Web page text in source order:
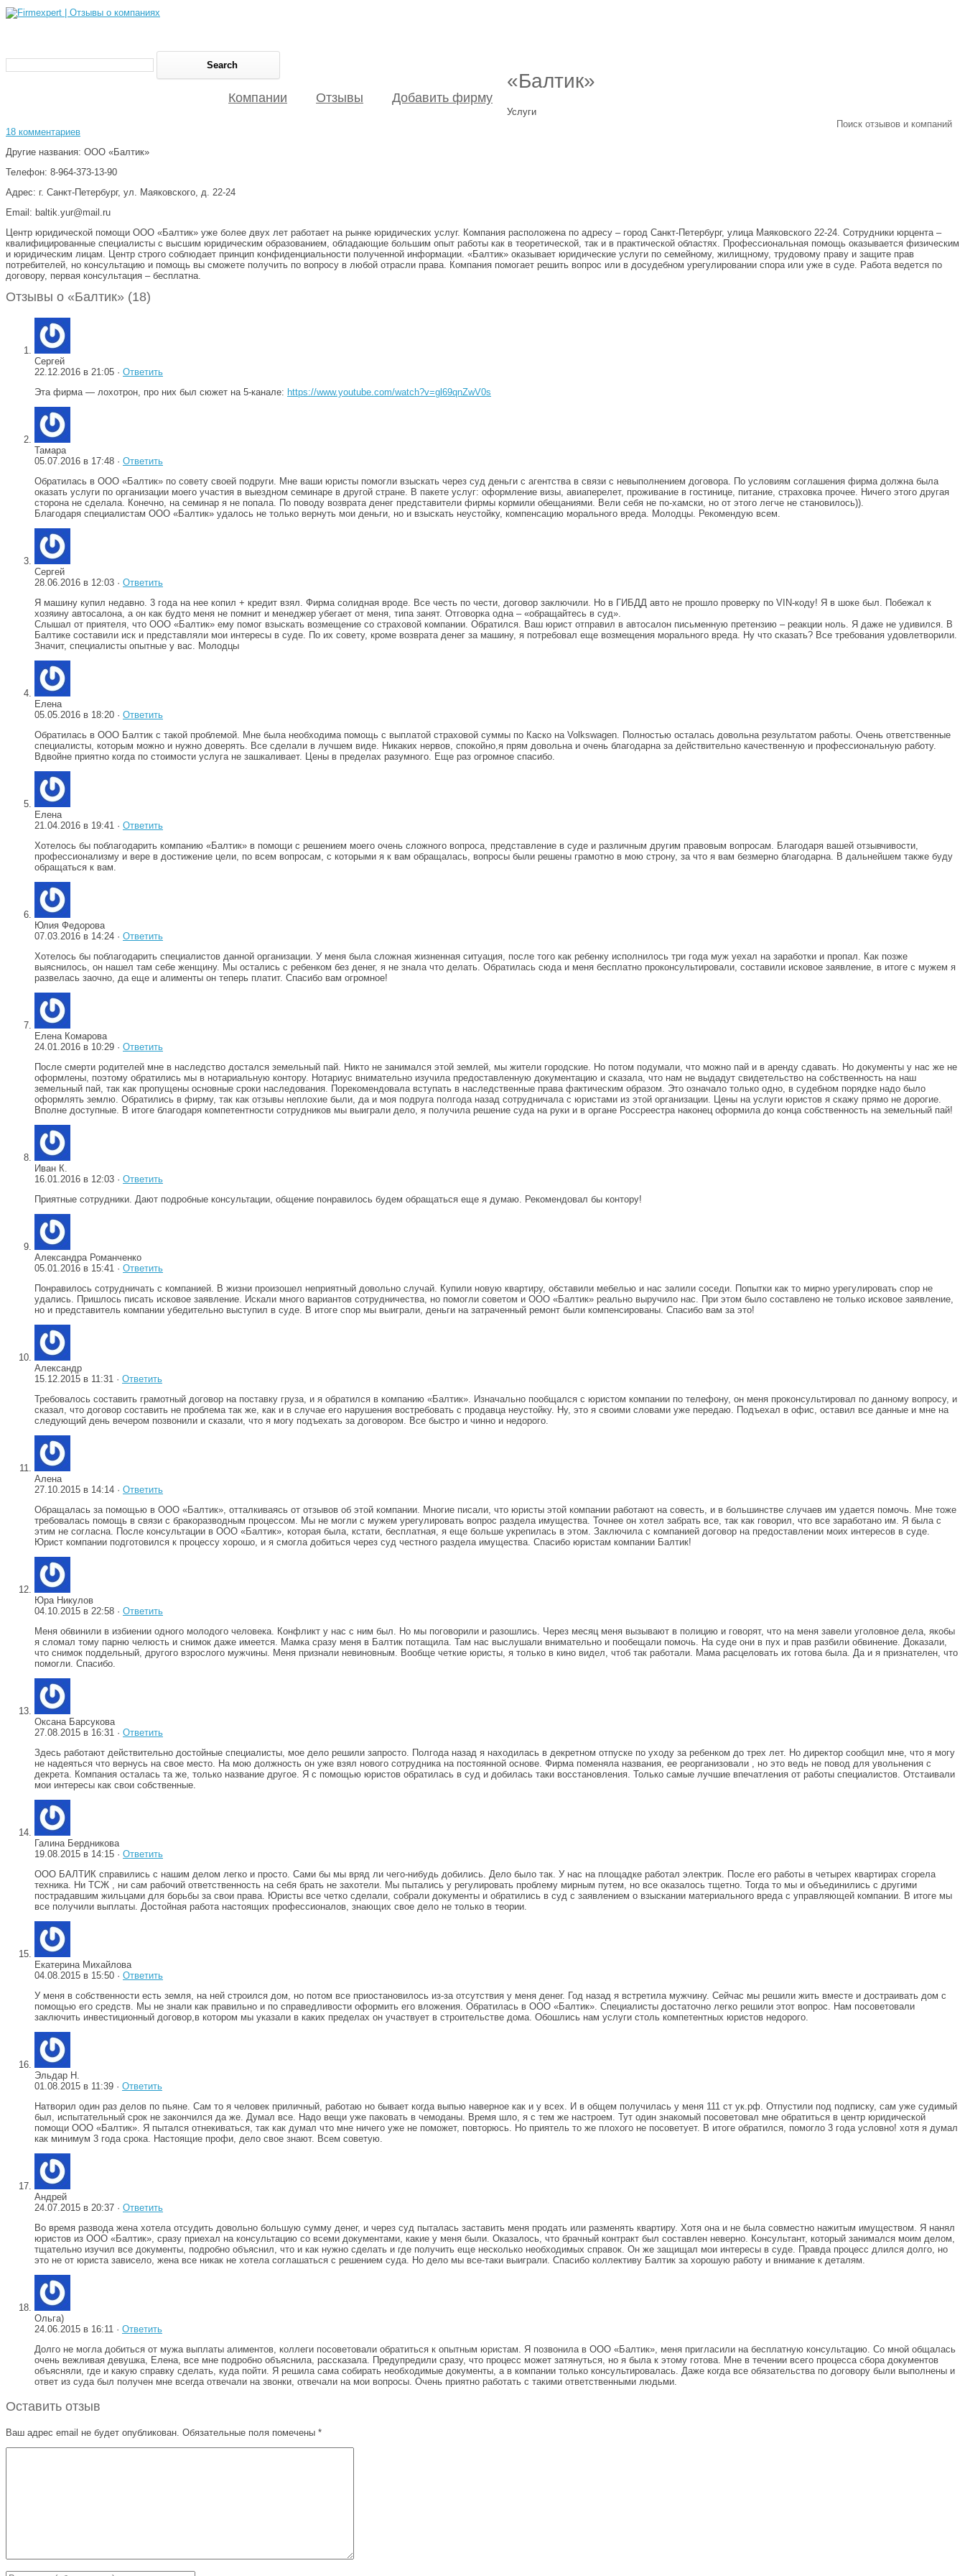
Поиск отзывов и компаний
Компании Отзывы Добавить фирму
«Балтик»
Услуги
18 комментариев
Другие названия: ООО «Балтик»
Телефон: 8-964-373-13-90
Адрес: г. Санкт-Петербург, ул. Маяковского, д. 22-24
Email: baltik.yur@mail.ru
Центр юридической помощи ООО «Балтик» уже более двух лет работает на рынке юридических услуг. Компания расположена по адресу – город Санкт-Петербург, улица Маяковского 22-24. Сотрудники юрцента –
квалифицированные специалисты с высшим юридическим образованием, обладающие большим опыт работы как в теоретической, так и в практической областях. Профессиональная помощь оказывается физическим
и юридическим лицам. Центр строго соблюдает принцип конфиденциальности полученной информации. «Балтик» оказывает юридические услуги по семейному, жилищному, трудовому праву и защите прав
потребителей, но консультацию и помощь вы сможете получить по вопросу в любой отрасли права. Компания помогает решить вопрос или в досудебном урегулировании спора или уже в суде. Работа ведется по
договору, первая консультация – бесплатна.
Отзывы о «Балтик» (18)
Сергей
22.12.2016 в 21:05 · Ответить
Эта фирма — лохотрон, про них был сюжет на 5-канале: https://www.youtube.com/watch?v=gl69qnZwV0s
Тамара
05.07.2016 в 17:48 · Ответить
Обратилась в ООО «Балтик» по совету своей подруги. Мне ваши юристы помогли взыскать через суд деньги с агентства в связи с невыполнением договора. По условиям соглашения фирма должна была
оказать услуги по организации моего участия в выездном семинаре в другой стране. В пакете услуг: оформление визы, авиаперелет, проживание в гостинице, питание, страховка прочее. Ничего этого другая
сторона не сделала. Конечно, на семинар я не попала. По поводу возврата денег представители фирмы кормили обещаниями. Вели себя не по-хамски, но от этого легче не становилось)).
Благодаря специалистам ООО «Балтик» удалось не только вернуть мои деньги, но и взыскать неустойку, компенсацию морального вреда. Молодцы. Рекомендую всем.
Сергей
28.06.2016 в 12:03 · Ответить
Я машину купил недавно. 3 года на нее копил + кредит взял. Фирма солидная вроде. Все честь по чести, договор заключили. Но в ГИБДД авто не прошло проверку по VIN-коду! Я в шоке был. Побежал к
хозяину автосалона, а он как будто меня не помнит и менеджер убегает от меня, типа занят. Отговорка одна – «обращайтесь в суд».
Слышал от приятеля, что ООО «Балтик» ему помог взыскать возмещение со страховой компании. Обратился. Ваш юрист отправил в автосалон письменную претензию – реакции ноль. Я даже не удивился. В
Балтике составили иск и представляли мои интересы в суде. По их совету, кроме возврата денег за машину, я потребовал еще возмещения морального вреда. Ну что сказать? Все требования удовлетворили.
Значит, специалисты опытные у вас. Молодцы
Елена
05.05.2016 в 18:20 · Ответить
Обратилась в ООО Балтик с такой проблемой. Мне была необходима помощь с выплатой страховой суммы по Каско на Volkswagen. Полностью осталась довольна результатом работы. Очень ответственные
специалисты, которым можно и нужно доверять. Все сделали в лучшем виде. Никаких нервов, спокойно,я прям довольна и очень благодарна за действительно качественную и профессиональную работу.
Вдвойне приятно когда по стоимости услуга не зашкаливает. Цены в пределах разумного. Еще раз огромное спасибо.
Елена
21.04.2016 в 19:41 · Ответить
Хотелось бы поблагодарить компанию «Балтик» в помощи с решением моего очень сложного вопроса, представление в суде и различным другим правовым вопросам. Благодаря вашей отзывчивости,
профессионализму и вере в достижение цели, по всем вопросам, с которыми я к вам обращалась, вопросы были решены грамотно в мою строну, за что я вам безмерно благодарна. В дальнейшем также буду
обращаться к вам.
Юлия Федорова
07.03.2016 в 14:24 · Ответить
Хотелось бы поблагодарить специалистов данной организации. У меня была сложная жизненная ситуация, после того как ребенку исполнилось три года муж уехал на заработки и пропал. Как позже
выяснилось, он нашел там себе женщину. Мы остались с ребенком без денег, я не знала что делать. Обратилась сюда и меня бесплатно проконсультировали, составили исковое заявление, в итоге с мужем я
развелась заочно, да еще и алименты он теперь платит. Спасибо вам огромное!
Елена Комарова
24.01.2016 в 10:29 · Ответить
После смерти родителей мне в наследство достался земельный пай. Никто не занимался этой землей, мы жители городские. Но потом подумали, что можно пай и в аренду сдавать. Но документы у нас же не
оформлены, поэтому обратились мы в нотариальную контору. Нотариус внимательно изучила предоставленную документацию и сказала, что нам не выдадут свидетельство на собственность на наш
земельный пай, так как пропущены основные сроки наследования. Порекомендовала вступать в наследственные права фактическим образом. Это означало только одно, в судебном порядке надо было
оформлять землю. Обратились в фирму, так как отзывы неплохие были, да и моя подруга полгода назад сотрудничала с юристами из этой организации. Цены на услуги юристов я скажу прямо не дорогие.
Вполне доступные. В итоге благодаря компетентности сотрудников мы выиграли дело, я получила решение суда на руки и в органе Россреестра наконец оформила до конца собственность на земельный пай!
Иван К.
16.01.2016 в 12:03 · Ответить
Приятные сотрудники. Дают подробные консультации, общение понравилось будем обращаться еще я думаю. Рекомендовал бы контору!
Александра Романченко
05.01.2016 в 15:41 · Ответить
Понравилось сотрудничать с компанией. В жизни произошел неприятный довольно случай. Купили новую квартиру, обставили мебелью и нас залили соседи. Попытки как то мирно урегулировать спор не
удались. Пришлось писать исковое заявление. Искали много вариантов сотрудничества, но помогли советом и ООО «Балтик» реально выручило нас. При этом было составлено не только исковое заявление,
но и представитель компании убедительно выступил в суде. В итоге спор мы выиграли, деньги на затраченный ремонт были компенсированы. Спасибо вам за это!
Александр
15.12.2015 в 11:31 · Ответить
Требовалось составить грамотный договор на поставку груза, и я обратился в компанию «Балтик». Изначально пообщался с юристом компании по телефону, он меня проконсультировал по данному вопросу, и
сказал, что договор составить не проблема так же, как и в случае его нарушения востребовать с продавца неустойку. Ну, это я своими словами уже передаю. Подъехал в офис, оставил все данные и мне на
следующий день вечером позвонили и сказали, что я могу подъехать за договором. Все быстро и чинно и недорого.
Алена
27.10.2015 в 14:14 · Ответить
Обращалась за помощью в ООО «Балтик», отталкиваясь от отзывов об этой компании. Многие писали, что юристы этой компании работают на совесть, и в большинстве случаев им удается помочь. Мне тоже
требовалась помощь в связи с бракоразводным процессом. Мы не могли с мужем урегулировать вопрос раздела имущества. Точнее он хотел забрать все, так как говорил, что все заработано им. Я была с
этим не согласна. После консультации в ООО «Балтик», которая была, кстати, бесплатная, я еще больше укрепилась в этом. Заключила с компанией договор на предоставлении моих интересов в суде.
Юрист компании подготовился к процессу хорошо, и я смогла добиться через суд честного раздела имущества. Спасибо юристам компании Балтик!
Юра Никулов
04.10.2015 в 22:58 · Ответить
Меня обвинили в избиении одного молодого человека. Конфликт у нас с ним был. Но мы поговорили и разошлись. Через месяц меня вызывают в полицию и говорят, что на меня завели уголовное дела, якобы
я сломал тому парню челюсть и снимок даже имеется. Мамка сразу меня в Балтик потащила. Там нас выслушали внимательно и пообещали помочь. На суде они в пух и прав разбили обвинение. Доказали,
что снимок поддельный, другого взрослого мужчины. Меня признали невиновным. Вообще четкие юристы, я только в кино видел, чтоб так работали. Мама расцеловать их готова была. Да и я признателен, что
помогли. Спасибо.
Оксана Барсукова
27.08.2015 в 16:31 · Ответить
Здесь работают действительно достойные специалисты, мое дело решили запросто. Полгода назад я находилась в декретном отпуске по уходу за ребенком до трех лет. Но директор сообщил мне, что я могу
не надеяться что вернусь на свое место. На мою должность он уже взял нового сотрудника на постоянной основе. Фирма поменяла названия, ее реорганизовали , но это ведь не повод для увольнения с
декрета. Компания осталась та же, только название другое. Я с помощью юристов обратилась в суд и добилась таки восстановления. Только самые лучшие впечатления от работы специалистов. Отстаивали
мои интересы как свои собственные.
Галина Бердникова
19.08.2015 в 14:15 · Ответить
ООО БАЛТИК справились с нашим делом легко и просто. Сами бы мы вряд ли чего-нибудь добились. Дело было так. У нас на площадке работал электрик. После его работы в четырех квартирах сгорела
техника. Ни ТСЖ , ни сам рабочий ответственность на себя брать не захотели. Мы пытались у регулировать проблему мирным путем, но все оказалось тщетно. Тогда то мы и объединились с другими
пострадавшим жильцами для борьбы за свои права. Юристы все четко сделали, собрали документы и обратились в суд с заявлением о взыскании материального вреда с управляющей компании. В итоге мы
все получили выплаты. Достойная работа настоящих профессионалов, знающих свое дело не только в теории.
Екатерина Михайлова
04.08.2015 в 15:50 · Ответить
У меня в собственности есть земля, на ней строился дом, но потом все приостановилось из-за отсутствия у меня денег. Год назад я встретила мужчину. Сейчас мы решили жить вместе и достраивать дом с
помощью его средств. Мы не знали как правильно и по справедливости оформить его вложения. Обратилась в ООО «Балтик». Специалисты достаточно легко решили этот вопрос. Нам посоветовали
заключить инвестиционный договор,в котором мы указали в каких пределах он участвует в строительстве дома. Обошлись нам услуги столь компетентных юристов недорого.
Эльдар Н.
01.08.2015 в 11:39 · Ответить
Натворил один раз делов по пьяне. Сам то я человек приличный, работаю но бывает когда выпью наверное как и у всех. И в общем получилась у меня 111 ст ук.рф. Отпустили под подписку, сам уже судимый
был, испытательный срок не закончился да же. Думал все. Надо вещи уже паковать в чемоданы. Время шло, я с тем же настроем. Тут один знакомый посоветовал мне обратиться в центр юридической
помощи ООО «Балтик». Я пытался отнекиваться, так как думал что мне ничего уже не поможет, повторюсь. Но приятель то же плохого не посоветует. В итоге обратился, помогло 3 года условно! хотя я думал
как минимум 3 года срока. Настоящие профи, дело свое знают. Всем советую.
Андрей
24.07.2015 в 20:37 · Ответить
Во время развода жена хотела отсудить довольно большую сумму денег, и через суд пыталась заставить меня продать или разменять квартиру. Хотя она и не была совместно нажитым имуществом. Я нанял
юристов из ООО «Балтик», сразу приехал на консультацию со всеми документами, какие у меня были. Оказалось, что брачный контракт был составлен неверно. Консультант, который занимался моим делом,
тщательно изучил все документы, подробно объяснил, что и как нужно сделать и где получить еще несколько необходимых справок. Он же защищал мои интересы в суде. Правда процесс длился долго, но
это не от юриста зависело, жена все никак не хотела соглашаться с решением суда. Но дело мы все-таки выиграли. Спасибо коллективу Балтик за хорошую работу и внимание к деталям.
Ольга)
24.06.2015 в 16:11 · Ответить
Долго не могла добиться от мужа выплаты алиментов, коллеги посоветовали обратиться к опытным юристам. Я позвонила в ООО «Балтик», меня пригласили на бесплатную консультацию. Со мной общалась
очень вежливая девушка, Елена, все мне подробно объяснила, рассказала. Предупредили сразу, что процесс может затянуться, но я была к этому готова. Мне в течении всего процесса сбора документов
объясняли, где и какую справку сделать, куда пойти. Я решила сама собирать необходимые документы, а в компании только консультировалась. Даже когда все обязательства по договору были выполнены и
ответ из суда был получен мне всегда отвечали на звонки, отвечали на мои вопросы. Очень приятно работать с такими ответственными людьми.
Оставить отзыв
Ваш адрес email не будет опубликован. Обязательные поля помечены *